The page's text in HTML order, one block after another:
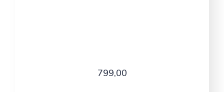
799,00